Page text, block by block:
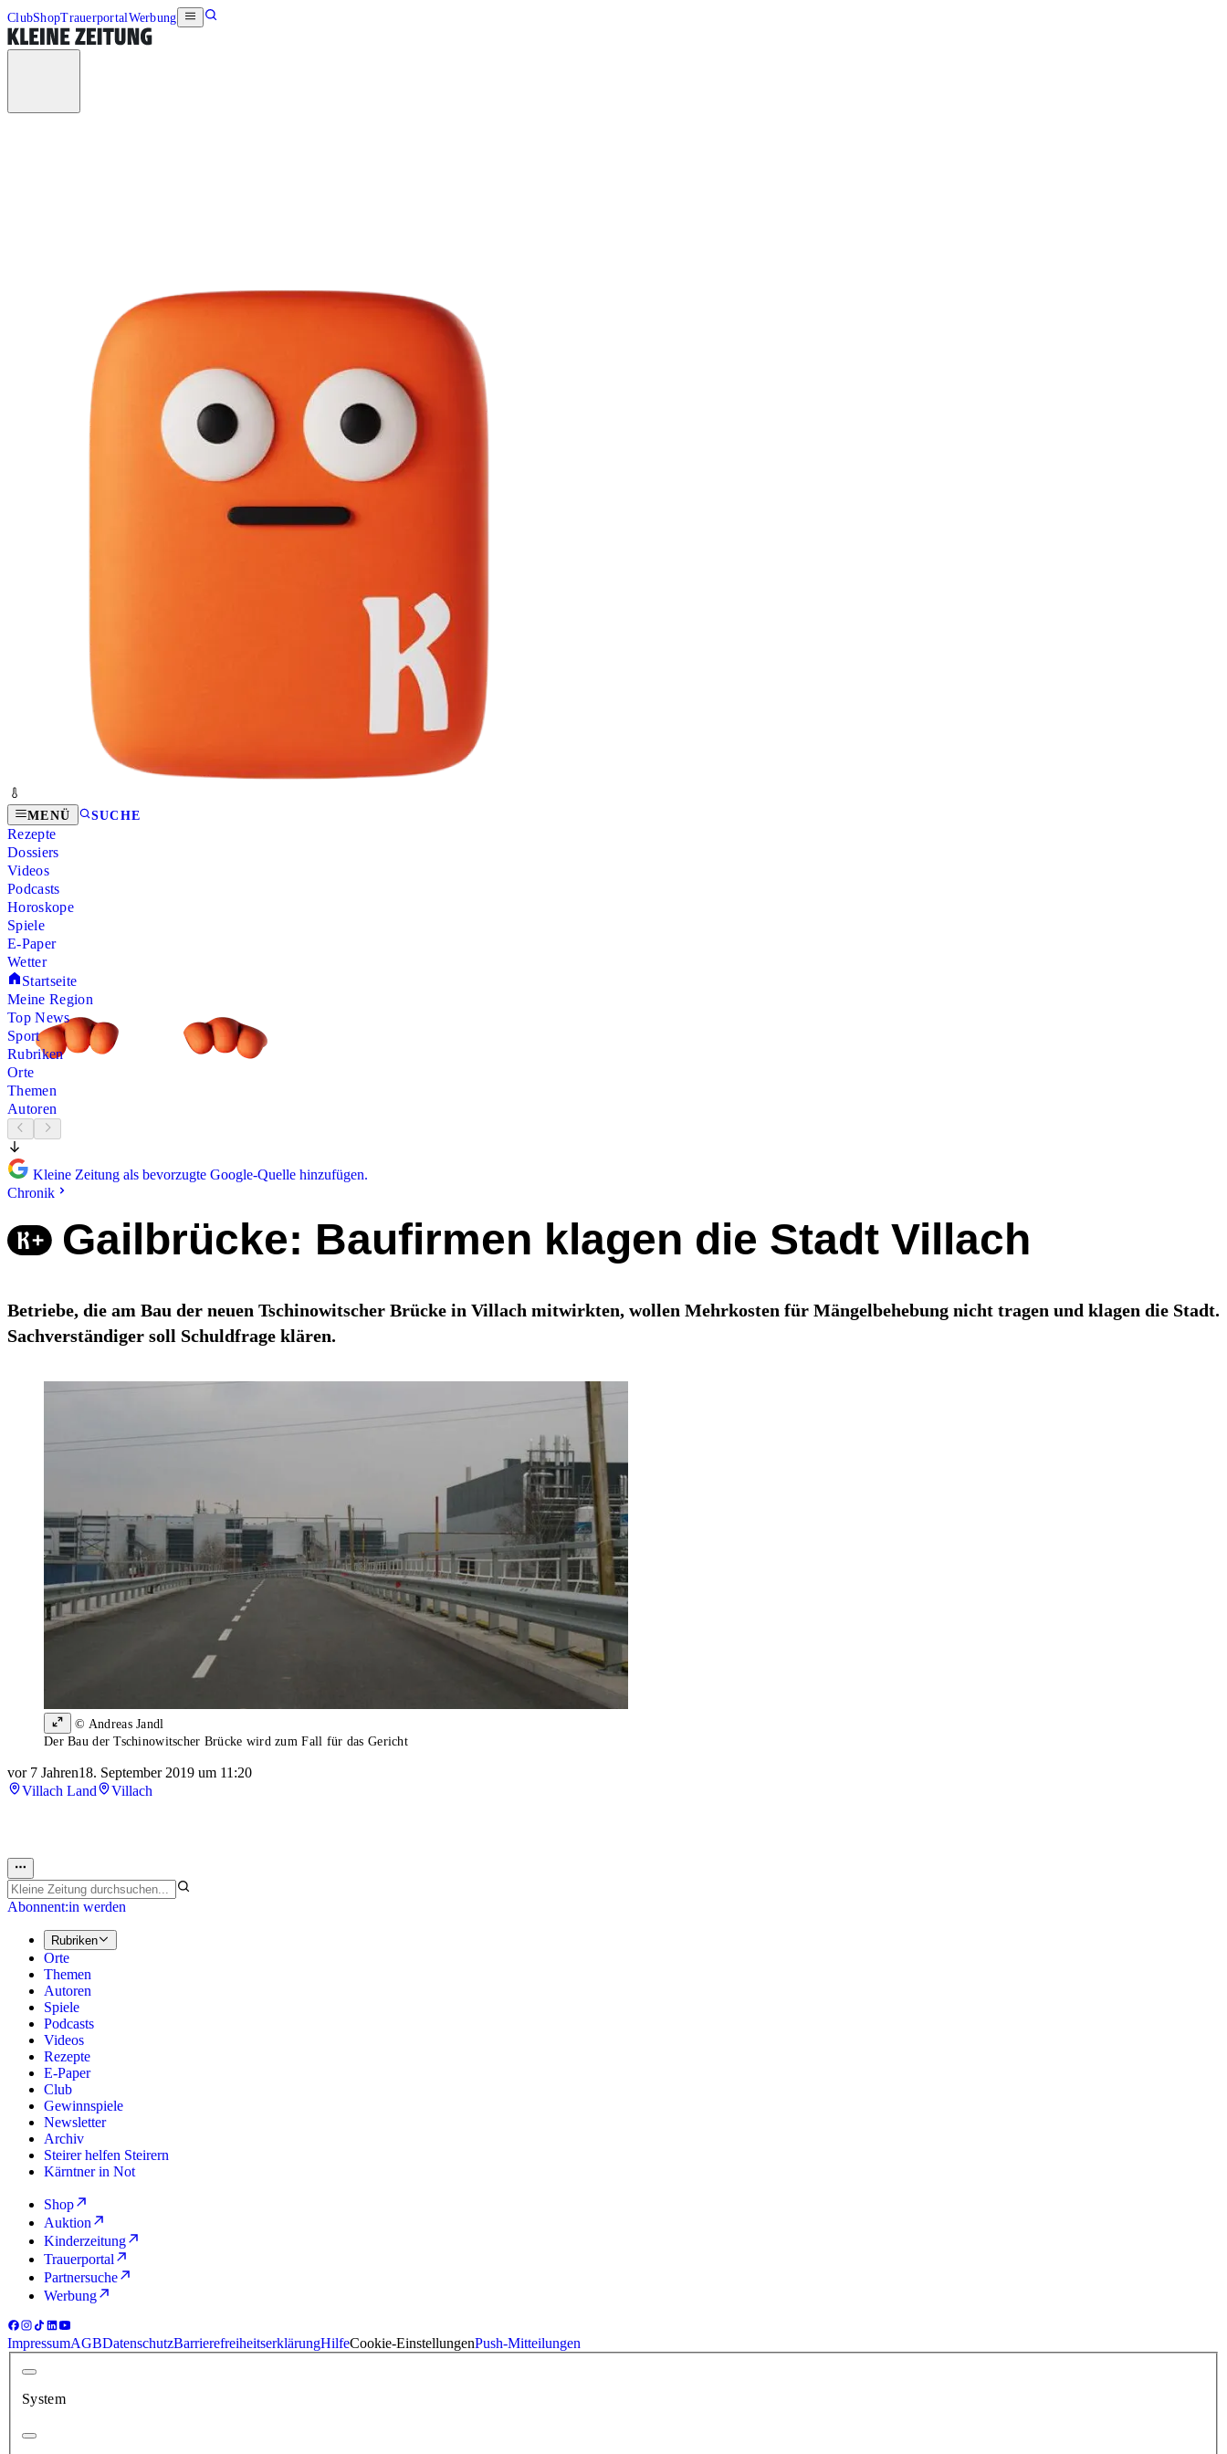
ClubShopTrauerportalWerbung
MENÜ SUCHE
Rezepte
Dossiers
Videos
Podcasts
Horoskope
Spiele
E-Paper
Wetter
Startseite
Meine Region
Top News
Sport
Rubriken
Orte
Themen
Autoren
Kleine Zeitung als bevorzugte Google-Quelle hinzufügen.
Chronik
Gailbrücke: Baufirmen klagen die Stadt Villach
Betriebe, die am Bau der neuen Tschinowitscher Brücke in Villach mitwirkten, wollen Mehrkosten für Mängelbehebung nicht tragen und klagen die Stadt.
Sachverständiger soll Schuldfrage klären.
© Andreas Jandl
Der Bau der Tschinowitscher Brücke wird zum Fall für das Gericht
vor 7 Jahren18. September 2019 um 11:20
Villach Land
Villach
Abonnent:in werden
Rubriken
Orte
Themen
Autoren
Spiele
Podcasts
Videos
Rezepte
E-Paper
Club
Gewinnspiele
Newsletter
Archiv
Steirer helfen Steirern
Kärntner in Not
Shop
Auktion
Kinderzeitung
Trauerportal
Partnersuche
Werbung
ImpressumAGBDatenschutzBarrierefreiheitserklärungHilfeCookie-EinstellungenPush-Mitteilungen
System